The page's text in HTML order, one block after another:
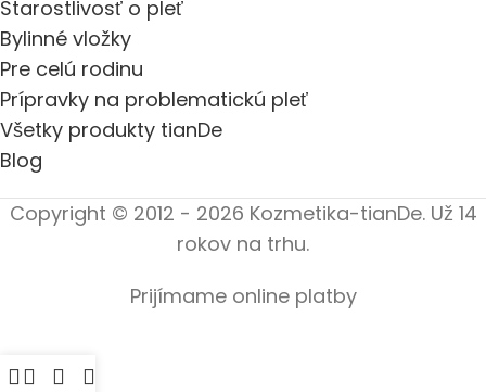
Starostlivosť o pleť
Bylinné vložky
Pre celú rodinu
Prípravky na problematickú pleť
Všetky produkty tianDe
Blog
Copyright © 2012 - 2026 Kozmetika-tianDe. Už 14
rokov na trhu.
Prijímame online platby